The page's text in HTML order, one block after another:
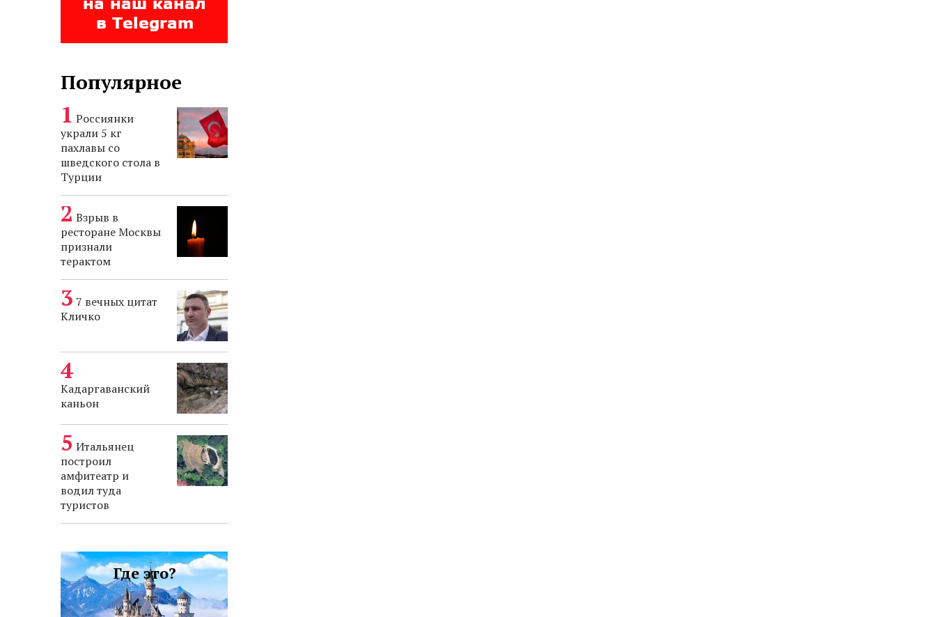
Популярное
Россиянки
украли 5 кг
пахлавы со
шведского стола в
Турции
Взрыв в
ресторане Москвы
признали
терактом
7 вечных цитат
Кличко
Кадаргаванский
каньон
Итальянец
построил
амфитеатр и
водил туда
туристов
Где это?